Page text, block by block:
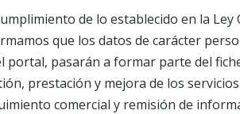
de lo establecido en la
que los datos de carácter
portal, pasarán a formar parte del
prestación y mejora de los
comercial y remisión de